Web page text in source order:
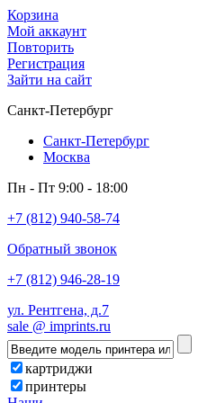
Корзина
Мой аккаунт
Повторить
Регистрация
Зайти на сайт
Санкт-Петербург
Санкт-Петербург
Москва
Пн - Пт 9:00 - 18:00
+7 (812) 940-58-74
Обратный звонок
+7 (812) 946-28-19
ул. Рентгена, д.7
sale @ imprints.ru
картриджи
принтеры